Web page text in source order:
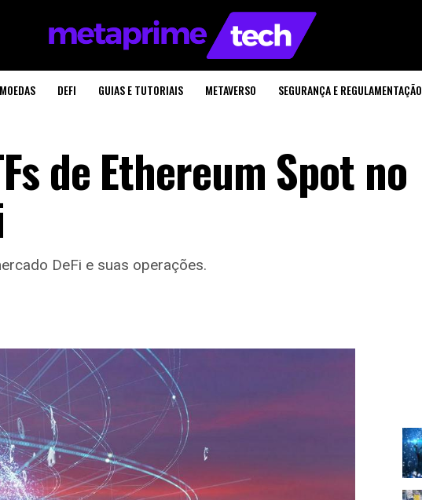
DEFI GUIAS E TUTORIAIS METAVERSO SEGURANÇA E REGULAMENTAÇÃO
de Ethereum Spot no
DeFi e suas operações.